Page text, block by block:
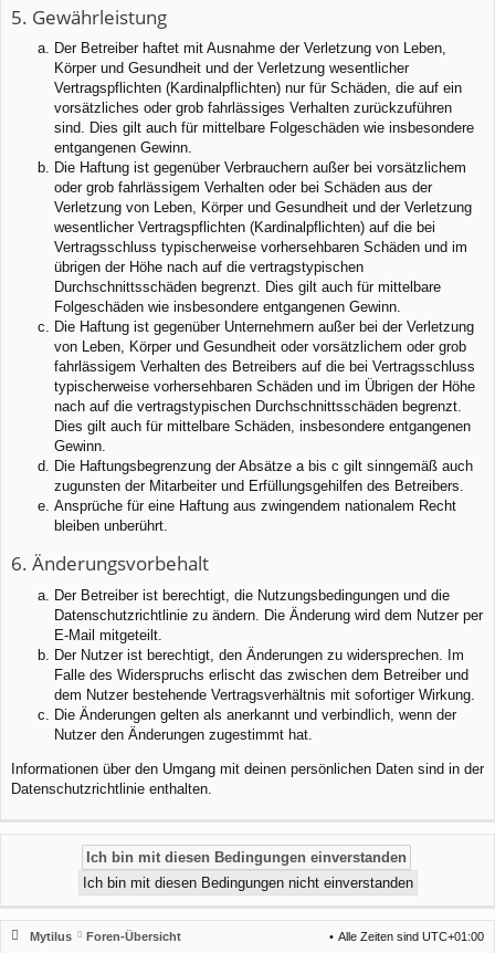
5. Gewährleistung
Der Betreiber haftet mit Ausnahme der Verletzung von Leben,
Körper und Gesundheit und der Verletzung wesentlicher
Vertragspflichten (Kardinalpflichten) nur für Schäden, die auf ein
vorsätzliches oder grob fahrlässiges Verhalten zurückzuführen
sind. Dies gilt auch für mittelbare Folgeschäden wie insbesondere
entgangenen Gewinn.
Die Haftung ist gegenüber Verbrauchern außer bei vorsätzlichem
oder grob fahrlässigem Verhalten oder bei Schäden aus der
Verletzung von Leben, Körper und Gesundheit und der Verletzung
wesentlicher Vertragspflichten (Kardinalpflichten) auf die bei
Vertragsschluss typischerweise vorhersehbaren Schäden und im
übrigen der Höhe nach auf die vertragstypischen
Durchschnittsschäden begrenzt. Dies gilt auch für mittelbare
Folgeschäden wie insbesondere entgangenen Gewinn.
Die Haftung ist gegenüber Unternehmern außer bei der Verletzung
von Leben, Körper und Gesundheit oder vorsätzlichem oder grob
fahrlässigem Verhalten des Betreibers auf die bei Vertragsschluss
typischerweise vorhersehbaren Schäden und im Übrigen der Höhe
nach auf die vertragstypischen Durchschnittsschäden begrenzt.
Dies gilt auch für mittelbare Schäden, insbesondere entgangenen
Gewinn.
Die Haftungsbegrenzung der Absätze a bis c gilt sinngemäß auch
zugunsten der Mitarbeiter und Erfüllungsgehilfen des Betreibers.
Ansprüche für eine Haftung aus zwingendem nationalem Recht
bleiben unberührt.
6. Änderungsvorbehalt
Der Betreiber ist berechtigt, die Nutzungsbedingungen und die
Datenschutzrichtlinie zu ändern. Die Änderung wird dem Nutzer per
E-Mail mitgeteilt.
Der Nutzer ist berechtigt, den Änderungen zu widersprechen. Im
Falle des Widerspruchs erlischt das zwischen dem Betreiber und
dem Nutzer bestehende Vertragsverhältnis mit sofortiger Wirkung.
Die Änderungen gelten als anerkannt und verbindlich, wenn der
Nutzer den Änderungen zugestimmt hat.
Informationen über den Umgang mit deinen persönlichen Daten sind in der
Datenschutzrichtlinie enthalten.
Mytilus Foren-Übersicht Alle Zeiten sind UTC+01:00